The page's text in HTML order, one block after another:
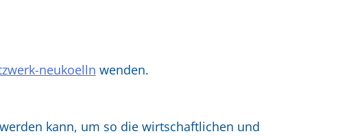
neukoelln wenden.
kann, um so die wirtschaftlichen und